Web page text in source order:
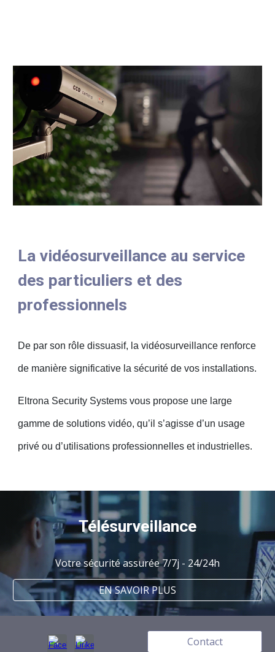
La vidéosurveillance au service
des particuliers et des
professionnels
De par son rôle dissuasif, la vidéosurveillance renforce
de manière significative la sécurité de vos installations.
Eltrona Security Systems vous propose une large
gamme de solutions vidéo, qu’il s’agisse d’un usage
privé ou d’utilisations professionnelles et industrielles.
Télésurveillance
Votre sécurité assurée 7/7j - 24/24h
EN SAVOIR PLUS
Contact